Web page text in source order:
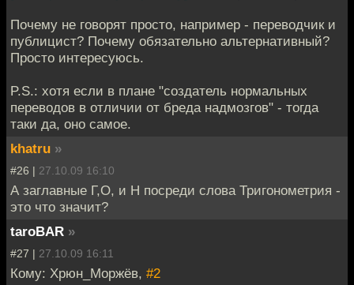
Почему не говорят просто, например - переводчик и
публицист? Почему обязательно альтернативный?
Просто интересуюсь.
P.S.: хотя если в плане "создатель нормальных
переводов в отличии от бреда надмозгов" - тогда
таки да, оно самое.
khatru »
#26 | 27.10.09 16:10
А заглавные Г,О, и Н посреди слова Тригонометрия -
это что значит?
taroBAR »
#27 | 27.10.09 16:11
Кому: Хрюн_Моржёв, #2